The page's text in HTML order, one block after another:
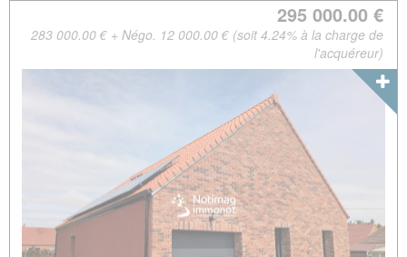
295 000.00 €
283 000.00 € + Négo. 12 000.00 € (soit 4.24% à la charge de
l'acquéreur)